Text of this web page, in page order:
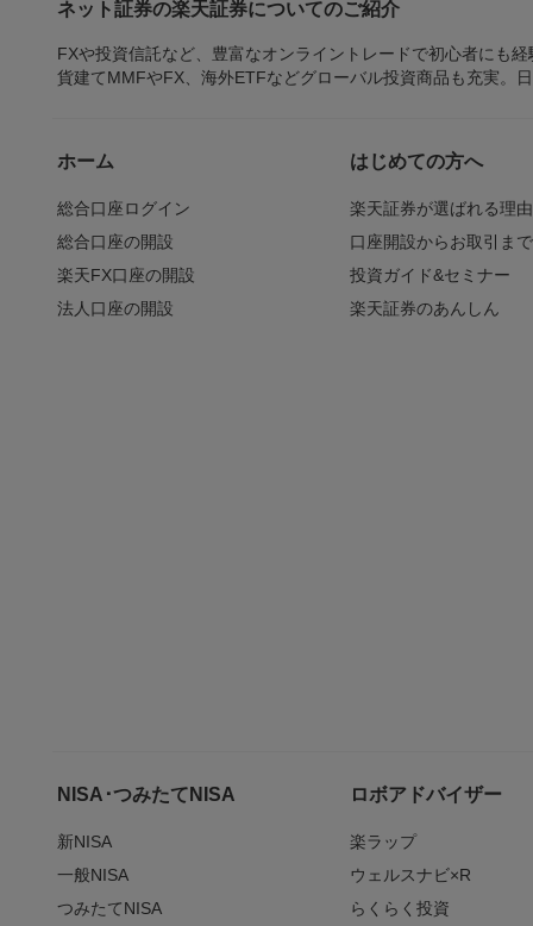
ネット証券の楽天証券についてのご紹介
FXや投資信託など、豊富なオンライントレードで初心者にも
貨建てMMFやFX、海外ETFなどグローバル投資商品も充実。
ホーム
総合口座ログイン
総合口座の開設
楽天FX口座の開設
法人口座の開設
はじめての方へ
楽天証券が選ばれる理由
口座開設からお取引ま
投資ガイド&セミナー
楽天証券のあんしん
NISA･つみたてNISA
新NISA
一般NISA
つみたてNISA
ロボアドバイザー
楽ラップ
ウェルスナビ×R
らくらく投資